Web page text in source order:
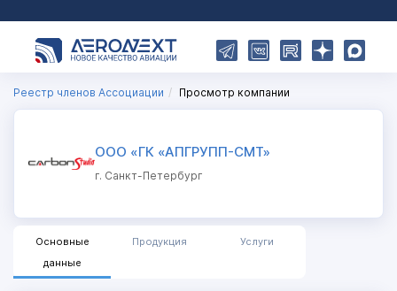
Реестр членов Ассоциации Просмотр компании
ООО «ГК «АПГРУПП-СМТ»
г. Санкт-Петербург
Основные
данные
Продукция Услуги